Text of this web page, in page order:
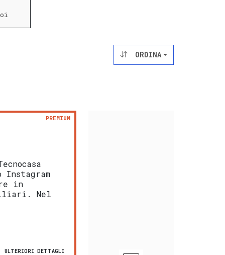
ORDINA
PREMIUM
in
Nel
ULTERIORI DETTAGLI